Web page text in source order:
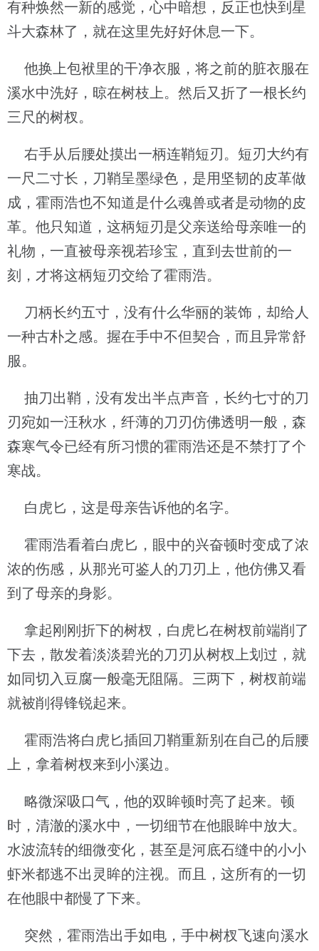
有种焕然一新的感觉，心中暗想，反正也快到星
斗大森林了，就在这里先好好休息一下。
他换上包袱里的干净衣服，将之前的脏衣服在
溪水中洗好，晾在树枝上。然后又折了一根长约
三尺的树杈。
右手从后腰处摸出一柄连鞘短刃。短刃大约有
一尺二寸长，刀鞘呈墨绿色，是用坚韧的皮革做
成，霍雨浩也不知道是什么魂兽或者是动物的皮
革。他只知道，这柄短刃是父亲送给母亲唯一的
礼物，一直被母亲视若珍宝，直到去世前的一
刻，才将这柄短刃交给了霍雨浩。
刀柄长约五寸，没有什么华丽的装饰，却给人
一种古朴之感。握在手中不但契合，而且异常舒
服。
抽刀出鞘，没有发出半点声音，长约七寸的刀
刃宛如一汪秋水，纤薄的刀刃仿佛透明一般，森
森寒气令已经有所习惯的霍雨浩还是不禁打了个
寒战。
白虎匕，这是母亲告诉他的名字。
霍雨浩看着白虎匕，眼中的兴奋顿时变成了浓
浓的伤感，从那光可鉴人的刀刃上，他仿佛又看
到了母亲的身影。
拿起刚刚折下的树杈，白虎匕在树杈前端削了
下去，散发着淡淡碧光的刀刃从树杈上划过，就
如同切入豆腐一般毫无阻隔。三两下，树杈前端
就被削得锋锐起来。
霍雨浩将白虎匕插回刀鞘重新别在自己的后腰
上，拿着树杈来到小溪边。
略微深吸口气，他的双眸顿时亮了起来。顿
时，清澈的溪水中，一切细节在他眼眸中放大。
水波流转的细微变化，甚至是河底石缝中的小小
虾米都逃不出灵眸的注视。而且，这所有的一切
在他眼中都慢了下来。
突然，霍雨浩出手如电，手中树杈飞速向溪水